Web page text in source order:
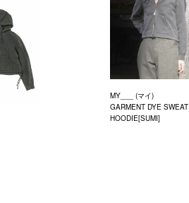
MY___ (マイ)
GARMENT DYE SWEAT
HOODIE[SUMI]